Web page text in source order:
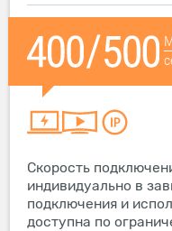
Скорость
индивидуально в
подключения и
доступна по